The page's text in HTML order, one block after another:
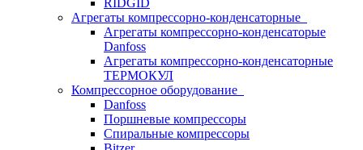
RIDGID
Агрегаты компрессорно-конденсаторные
Агрегаты компрессорно-конденсаторые
Danfoss
Агрегаты компрессорно-конденсаторные
ТЕРМОКУЛ
Компрессорное оборудование
Danfoss
Поршневые компрессоры
Спиральные компрессоры